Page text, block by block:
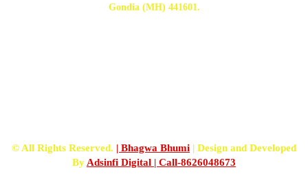
Gondia (MH) 441601.
© All Rights Reserved. | Bhagwa Bhumi | Design and Developed
By Adsinfi Digital | Call-8626048673